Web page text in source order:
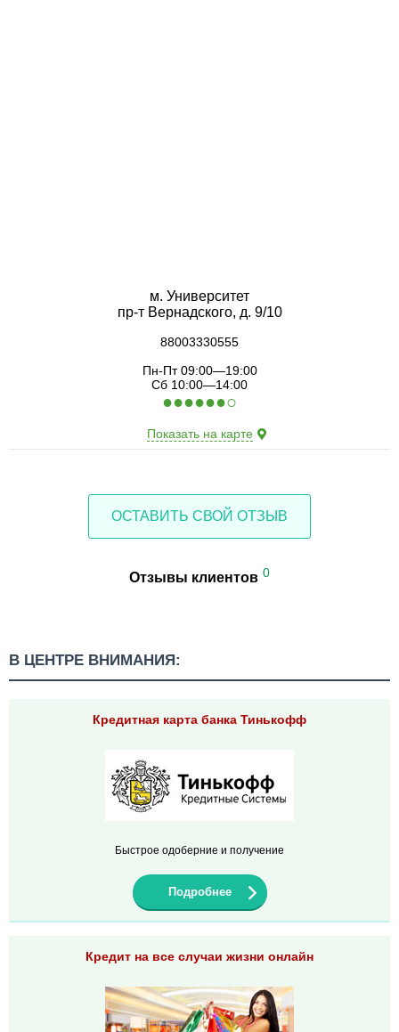
м. Университет
пр-т Вернадского, д. 9/10
88003330555
Пн-Пт 09:00—19:00
Сб 10:00—14:00
●●●●●●○
Показать на карте
ОСТАВИТЬ СВОЙ ОТЗЫВ
Отзывы клиентов 0
В ЦЕНТРЕ ВНИМАНИЯ:
Кредитная карта банка Тинькофф
Быстрое одоберние и получение
Подробнее
Кредит на все случаи жизни онлайн